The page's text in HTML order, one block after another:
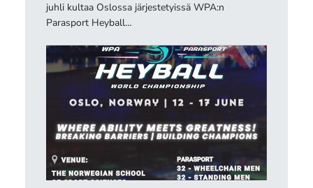
juhli kultaa Oslossa järjestetyissä WPA:n
Parasport Heyball…